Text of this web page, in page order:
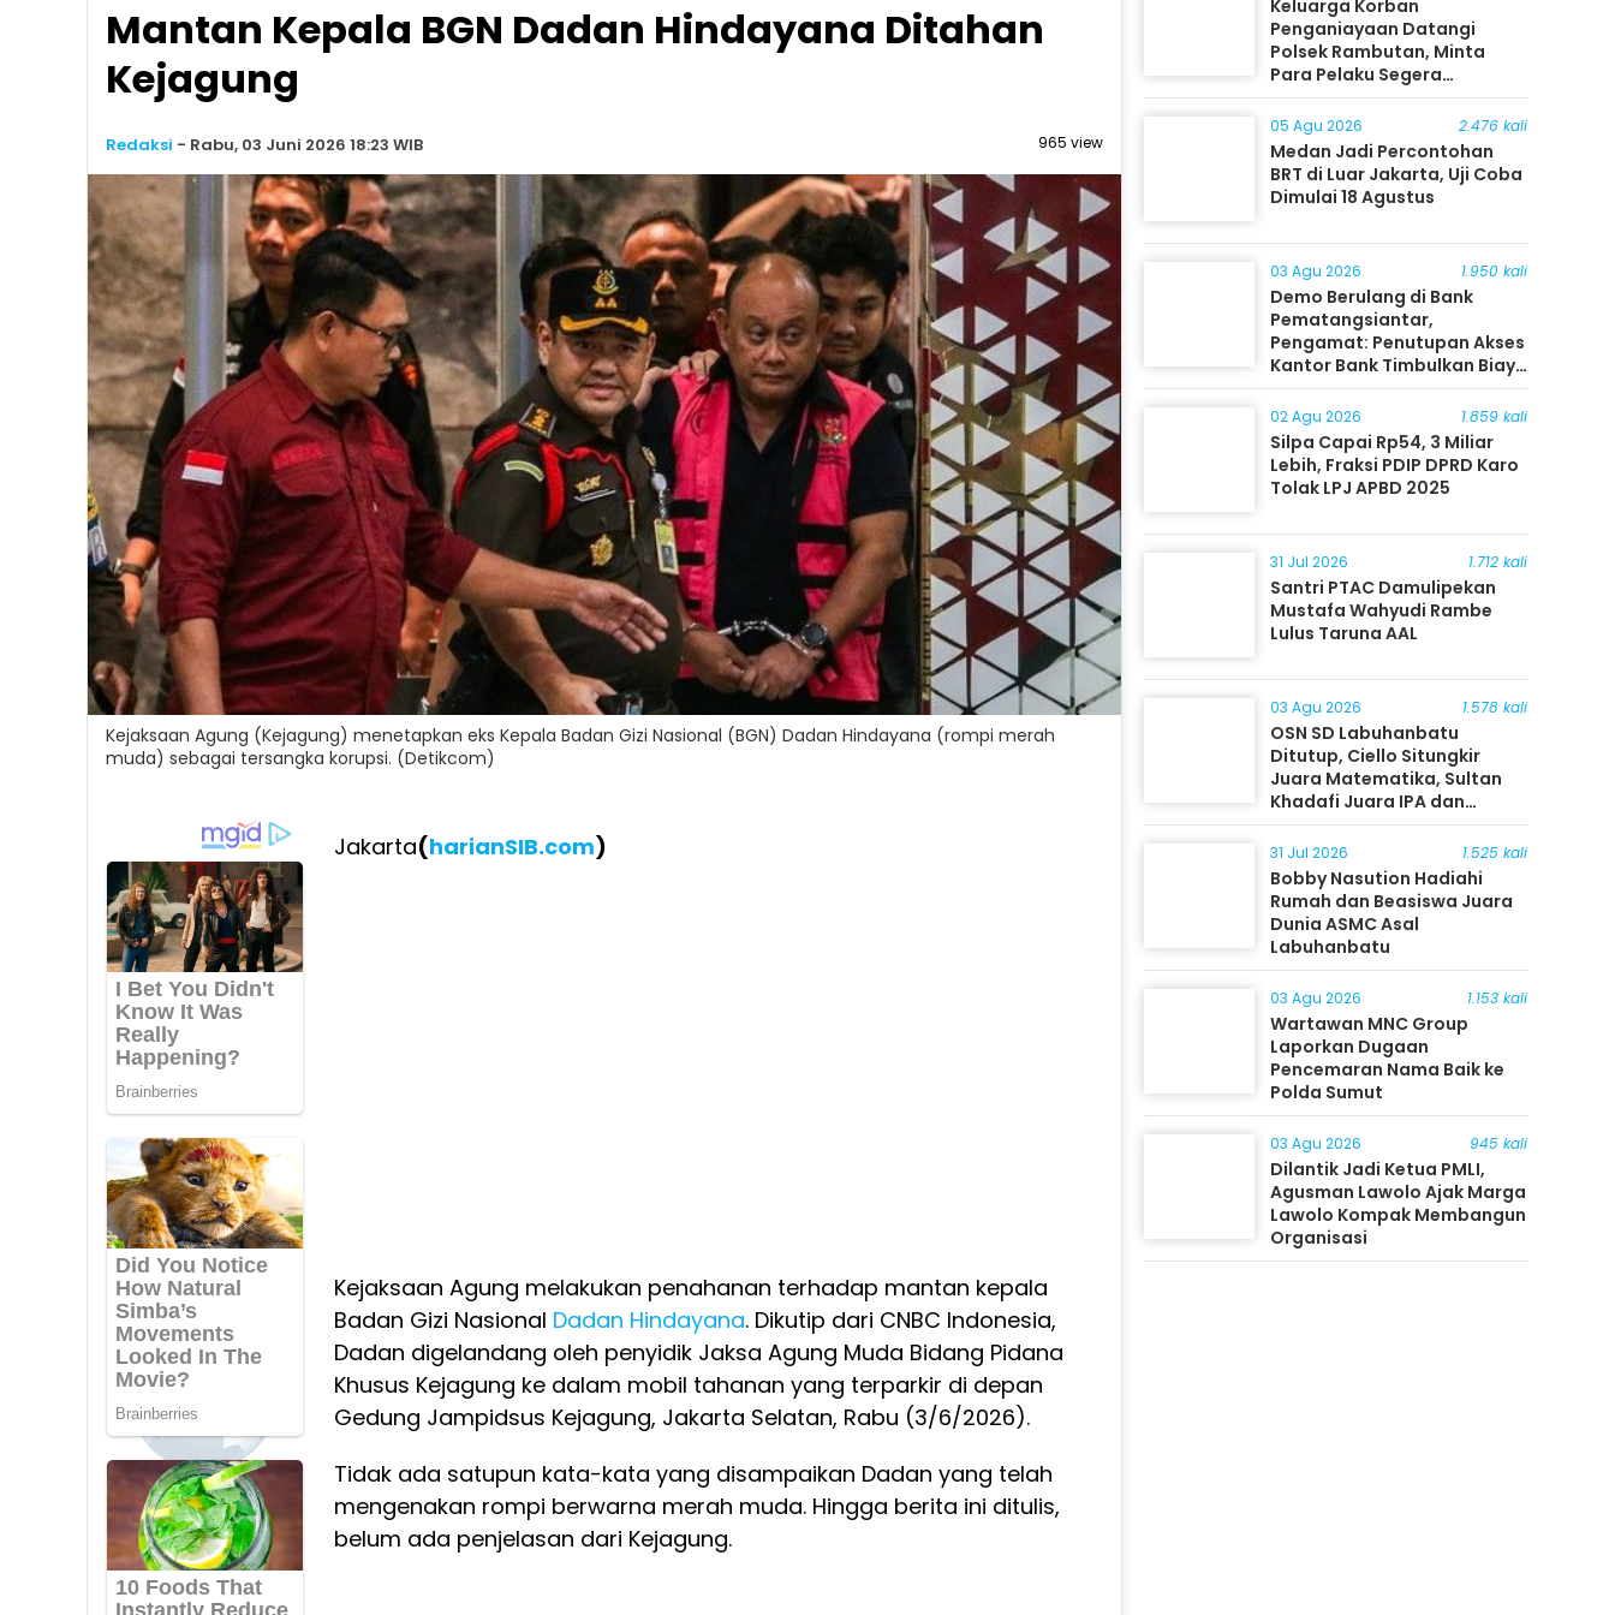
Mantan Kepala BGN Dadan Hindayana Ditahan
Kejagung
Redaksi - Rabu, 03 Juni 2026 18:23 WIB 965 view
Kejaksaan Agung (Kejagung) menetapkan eks Kepala Badan Gizi Nasional (BGN) Dadan Hindayana (rompi merah
muda) sebagai tersangka korupsi. (Detikcom)
Jakarta(harianSIB.com)
Kejaksaan Agung melakukan penahanan terhadap mantan kepala
Badan Gizi Nasional Dadan Hindayana. Dikutip dari CNBC Indonesia,
Dadan digelandang oleh penyidik Jaksa Agung Muda Bidang Pidana
Khusus Kejagung ke dalam mobil tahanan yang terparkir di depan
Gedung Jampidsus Kejagung, Jakarta Selatan, Rabu (3/6/2026).
Tidak ada satupun kata-kata yang disampaikan Dadan yang telah
mengenakan rompi berwarna merah muda. Hingga berita ini ditulis,
belum ada penjelasan dari Kejagung.
Keluarga Korban
Penganiayaan Datangi
Polsek Rambutan, Minta
Para Pelaku Segera
Ditangkap
05 Agu 2026 2.476 kali
Medan Jadi Percontohan
BRT di Luar Jakarta, Uji Coba
Dimulai 18 Agustus
03 Agu 2026 1.950 kali
Demo Berulang di Bank
Pematangsiantar,
Pengamat: Penutupan Akses
Kantor Bank Timbulkan Biaya
Ekonomi bagi Masyarakat
02 Agu 2026 1.859 kali
Silpa Capai Rp54, 3 Miliar
Lebih, Fraksi PDIP DPRD Karo
Tolak LPJ APBD 2025
31 Jul 2026 1.712 kali
Santri PTAC Damulipekan
Mustafa Wahyudi Rambe
Lulus Taruna AAL
03 Agu 2026 1.578 kali
OSN SD Labuhanbatu
Ditutup, Ciello Situngkir
Juara Matematika, Sultan
Khadafi Juara IPA dan
Timothy Rangkuti Juara IPS
31 Jul 2026 1.525 kali
Bobby Nasution Hadiahi
Rumah dan Beasiswa Juara
Dunia ASMC Asal
Labuhanbatu
03 Agu 2026 1.153 kali
Wartawan MNC Group
Laporkan Dugaan
Pencemaran Nama Baik ke
Polda Sumut
03 Agu 2026 945 kali
Dilantik Jadi Ketua PMLI,
Agusman Lawolo Ajak Marga
Lawolo Kompak Membangun
Organisasi